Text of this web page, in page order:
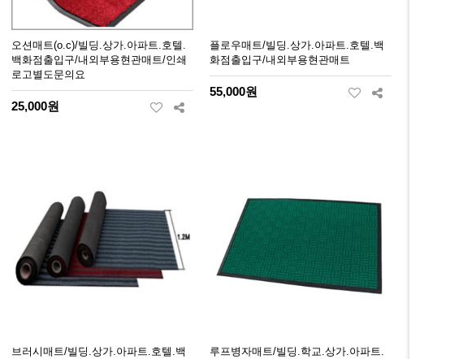
오션매트(o.c)/빌딩.상가.아파트.호텔.
백화점출입구/내외부용현관매트/인쇄
로고별도문의요
25,000원
플로우매트/빌딩.상가.아파트.호텔.백
화점출입구/내외부용현관매트
55,000원
브러시매트/빌딩.상가.아파트.호텔.백
루프병자매트/빌딩.학교.상가.아파트.